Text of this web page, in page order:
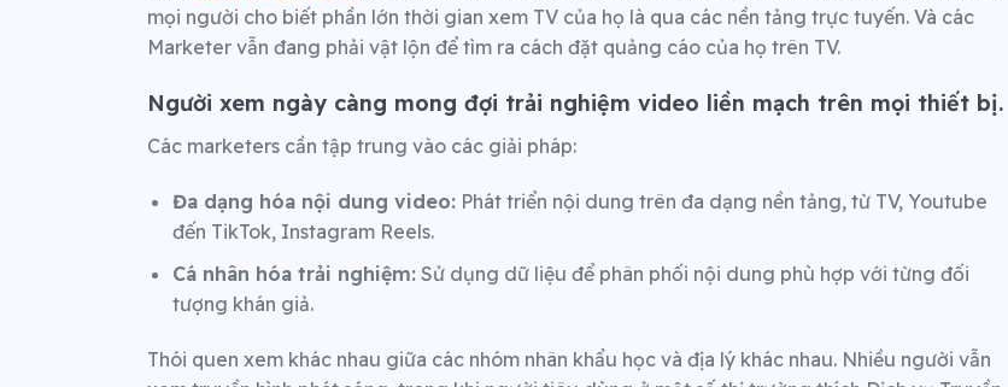
mọi người cho biết phần lớn thời gian xem TV của họ là qua các nền tảng trực tuyến. Và các
Marketer vẫn đang phải vật lộn để tìm ra cách đặt quảng cáo của họ trên TV.
Người xem ngày càng mong đợi trải nghiệm video liền mạch trên mọi thiết bị.
Các marketers cần tập trung vào các giải pháp:
Đa dạng hóa nội dung video:Phát triển nội dung trên đa dạng nền tảng, từ TV, Youtube
đến TikTok, Instagram Reels.
Cá nhân hóa trải nghiệm:Sử dụng dữ liệu để phân phối nội dung phù hợp với từng đối
tượng khán giả.
Thói quen xem khác nhau giữa các nhóm nhân khẩu học và địa lý khác nhau. Nhiều người vẫn